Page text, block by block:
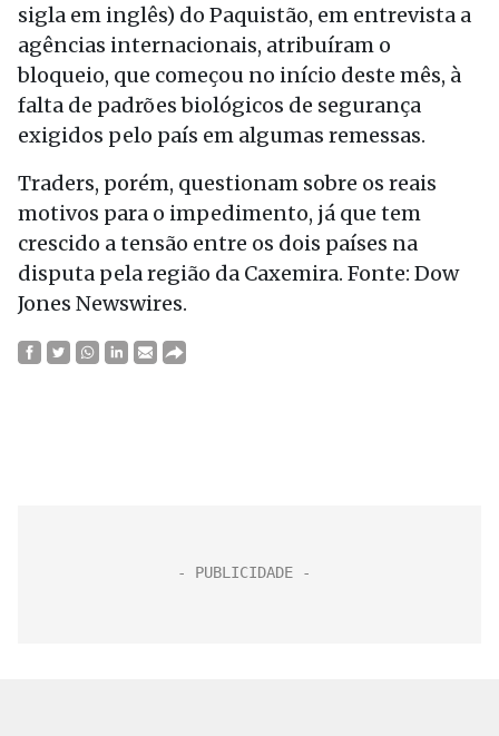
sigla em inglês) do Paquistão, em entrevista a
agências internacionais, atribuíram o
bloqueio, que começou no início deste mês, à
falta de padrões biológicos de segurança
exigidos pelo país em algumas remessas.
Traders, porém, questionam sobre os reais
motivos para o impedimento, já que tem
crescido a tensão entre os dois países na
disputa pela região da Caxemira. Fonte: Dow
Jones Newswires.